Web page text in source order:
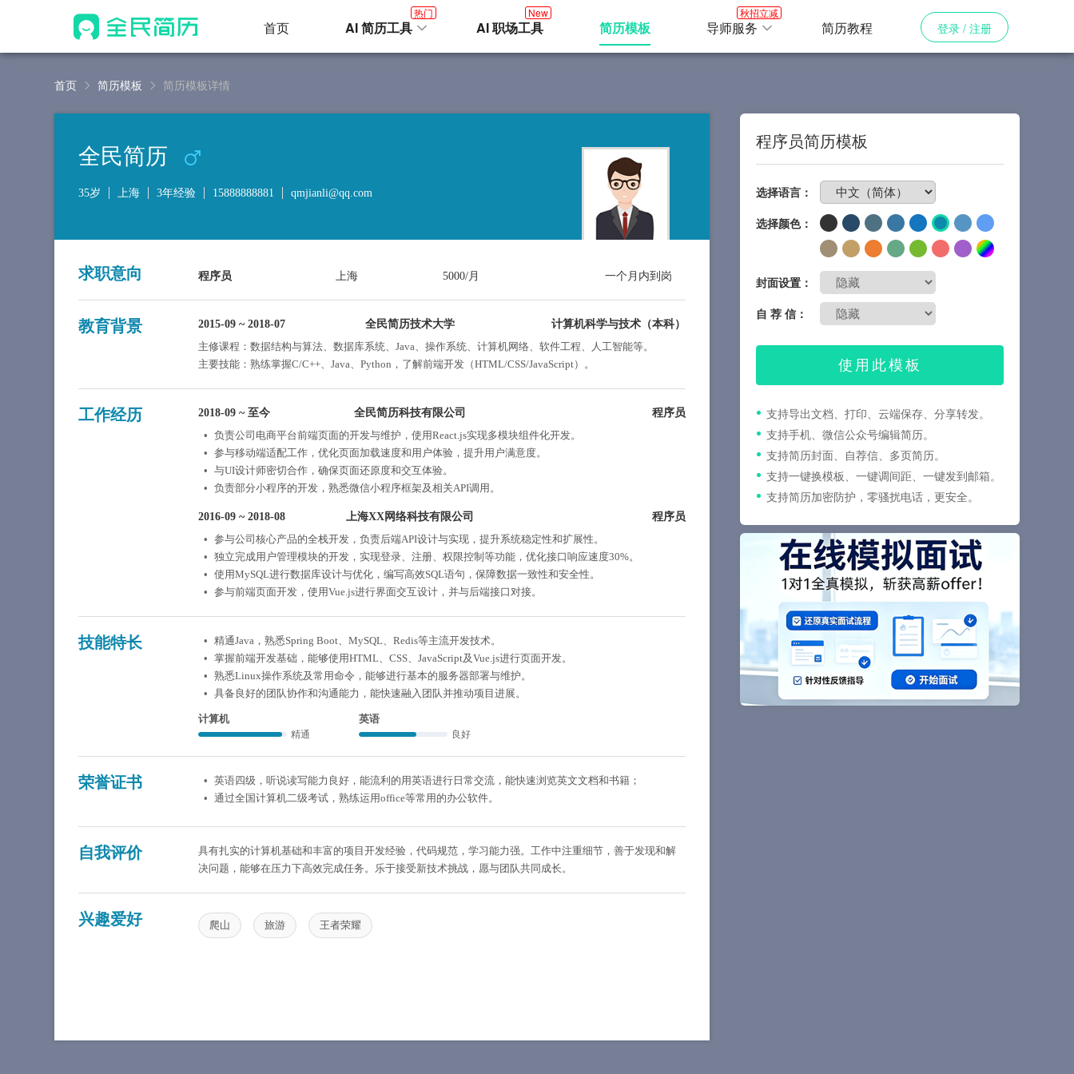
首页 AI 简历工具
热门
AI 职场工具
New
简历模板 导师服务
秋招立减
简历教程 登录 / 注册
首页 简历模板 简历模板详情
程序员简历模板
选择语言：
选择颜色：
封面设置：
自 荐 信：
使用此模板
支持导出文档、打印、云端保存、分享转发。
支持手机、微信公众号编辑简历。
支持简历封面、自荐信、多页简历。
支持一键换模板、一键调间距、一键发到邮箱。
支持简历加密防护，零骚扰电话，更安全。
全民简历
35岁 上海 3年经验 15888888881 qmjianli@qq.com
求职意向 程序员 上海 5000/月 一个月内到岗
教育背景 2015-09 ~ 2018-07 全民简历技术大学 计算机科学与技术（本科）
主修课程：数据结构与算法、数据库系统、Java、操作系统、计算机网络、软件工程、人工智能等。
主要技能：熟练掌握C/C++、Java、Python，了解前端开发（HTML/CSS/JavaScript）。
工作经历 2018-09 ~ 至今 全民简历科技有限公司
程序员
负责公司电商平台前端页面的开发与维护，使用React.js实现多模块组件化开发。
参与移动端适配工作，优化页面加载速度和用户体验，提升用户满意度。
与UI设计师密切合作，确保页面还原度和交互体验。
负责部分小程序的开发，熟悉微信小程序框架及相关API调用。
2016-09 ~ 2018-08 上海XX网络科技有限公司
程序员
参与公司核心产品的全栈开发，负责后端API设计与实现，提升系统稳定性和扩展性。
独立完成用户管理模块的开发，实现登录、注册、权限控制等功能，优化接口响应速度30%。
使用MySQL进行数据库设计与优化，编写高效SQL语句，保障数据一致性和安全性。
参与前端页面开发，使用Vue.js进行界面交互设计，并与后端接口对接。
技能特长
精通Java，熟悉Spring Boot、MySQL、Redis等主流开发技术。
掌握前端开发基础，能够使用HTML、CSS、JavaScript及Vue.js进行页面开发。
熟悉Linux操作系统及常用命令，能够进行基本的服务器部署与维护。
具备良好的团队协作和沟通能力，能快速融入团队并推动项目进展。
计算机
精通
英语
良好
荣誉证书
英语四级，听说读写能力良好，能流利的用英语进行日常交流，能快速浏览英文文档和书籍；
通过全国计算机二级考试，熟练运用office等常用的办公软件。
自我评价
具有扎实的计算机基础和丰富的项目开发经验，代码规范，学习能力强。工作中注重细节，善于发现和解
决问题，能够在压力下高效完成任务。乐于接受新技术挑战，愿与团队共同成长。
兴趣爱好 爬山 旅游 王者荣耀